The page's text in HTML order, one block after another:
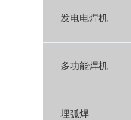
发电电焊机
多功能焊机
埋弧焊